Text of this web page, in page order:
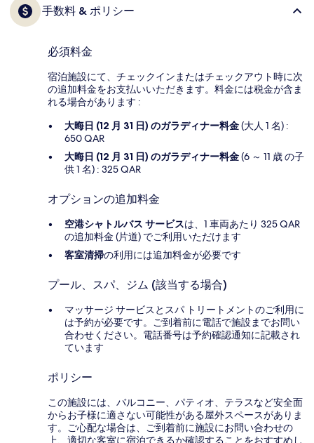
手数料 & ポリシー
必須料金
宿泊施設にて、チェックインまたはチェックアウト時に次
の追加料金をお支払いいただきます。料金には税金が含ま
れる場合があります :
大晦日 (12 月 31 日) のガラディナー料金(大人 1 名) :
650 QAR
大晦日 (12 月 31 日) のガラディナー料金(6 ～ 11 歳 の子
供 1 名) : 325 QAR
オプションの追加料金
空港シャトルバス サービスは、1 車両あたり 325 QAR
の追加料金 (片道) でご利用いただけます
客室清掃の利用には追加料金が必要です
プール、スパ、ジム (該当する場合)
マッサージ サービスとスパ トリートメントのご利用に
は予約が必要です。ご到着前に電話で施設までお問い
合わせください。電話番号は予約確認通知に記載され
ています
ポリシー
この施設には、バルコニー、パティオ、テラスなど安全面
からお子様に適さない可能性がある屋外スペースがありま
す。ご心配な場合は、ご到着前に施設にお問い合わせの
上、適切な客室に宿泊できるか確認することをおすすめし